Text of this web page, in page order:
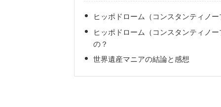
ヒッポドローム（コンスタンティノ
ヒッポドローム（コンスタンティノ
の？
世界遺産マニアの結論と感想